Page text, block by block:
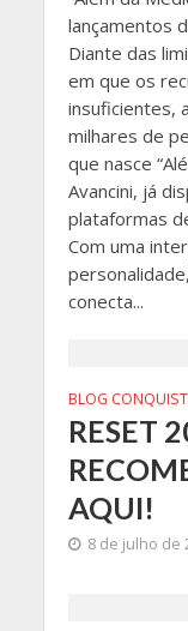
lançamentos
Diante das
em que os
insuficientes,
milhares de
que nasce
Avancini, já
plataformas
Com uma
conecta...
BLOG
RESET
AQUI!
8 de julho de